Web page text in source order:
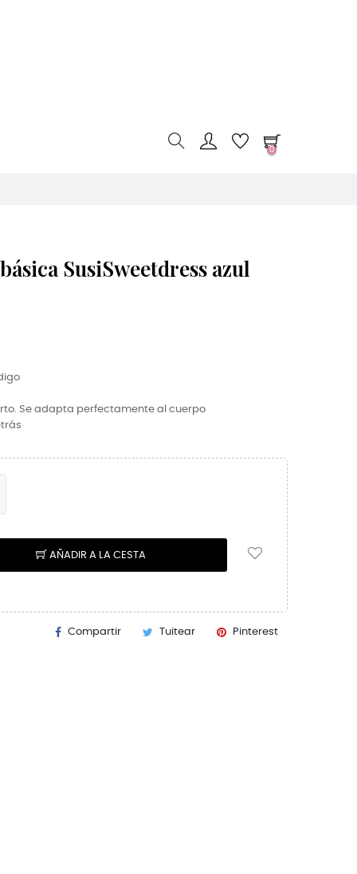
0
SusiSweetdress azul
Se adapta perfectamente al cuerpo
AÑADIR A LA CESTA
Compartir Tuitear Pinterest